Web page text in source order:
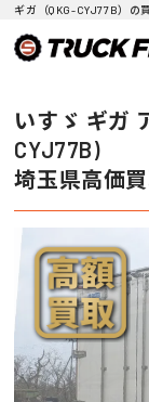
ギガ（QKG-CYJ77B）の
いすゞ ギガ
CYJ77B)
埼玉県高価買